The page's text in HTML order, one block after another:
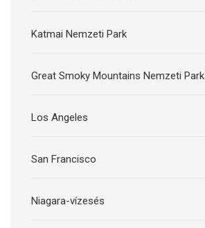
Katmai Nemzeti Park
Great Smoky Mountains Nemzeti Park
Los Angeles
San Francisco
Niagara-vízesés